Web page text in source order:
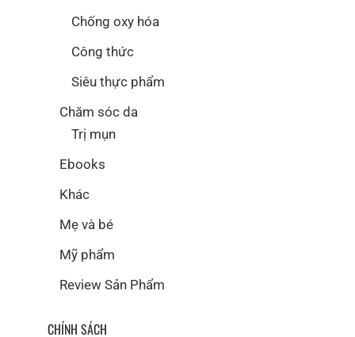
Chống oxy hóa
Công thức
Siêu thực phẩm
Chăm sóc da
Trị mụn
Ebooks
Khác
Mẹ và bé
Mỹ phẩm
Review Sản Phẩm
CHÍNH SÁCH